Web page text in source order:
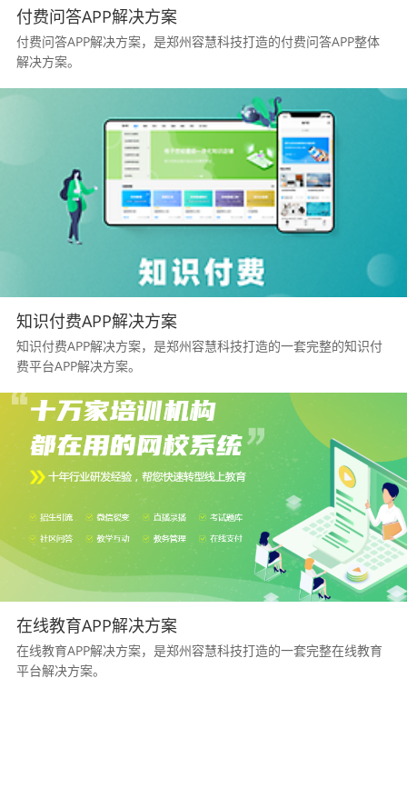
付费问答APP解决方案
付费问答APP解决方案，是郑州容慧科技打造的付费问答APP整体
解决方案。
知识付费APP解决方案
知识付费APP解决方案，是郑州容慧科技打造的一套完整的知识付
费平台APP解决方案。
在线教育APP解决方案
在线教育APP解决方案，是郑州容慧科技打造的一套完整在线教育
平台解决方案。